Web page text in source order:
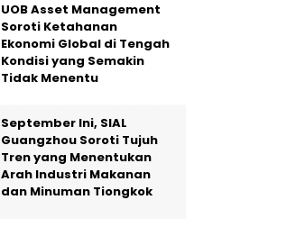
UOB Asset Management
Soroti Ketahanan
Ekonomi Global di Tengah
Kondisi yang Semakin
Tidak Menentu
September Ini, SIAL
Guangzhou Soroti Tujuh
Tren yang Menentukan
Arah Industri Makanan
dan Minuman Tiongkok